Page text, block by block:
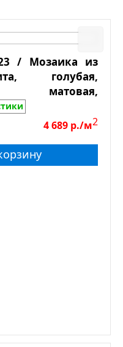
/ Мозаика из
голубая,
матовая,
чип
300*3004 689 р./м2